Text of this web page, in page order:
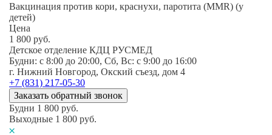
Вакцинация против кори, краснухи, паротита (MMR) (у
детей)
Цена
1 800 руб.
Детское отделение КДЦ РУСМЕД
Будни: c 8:00 до 20:00, Сб, Вс: c 9:00 до 16:00
г. Нижний Новгород, Окский съезд, дом 4
+7 (831) 217-05-30
Заказать обратный звонок
Будни 1 800 руб.
Выходные 1 800 руб.